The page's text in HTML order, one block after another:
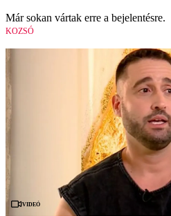
Már sokan vártak erre a bejelentésre.
KOZSÓ
Videó